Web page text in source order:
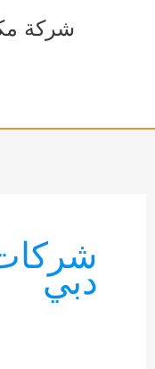
شركة
دبي